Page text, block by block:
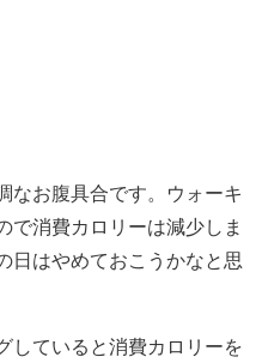
なお腹具合です。ウォーキ
で消費カロリーは減少しま
日はやめておこうかなと思
していると消費カロリーを